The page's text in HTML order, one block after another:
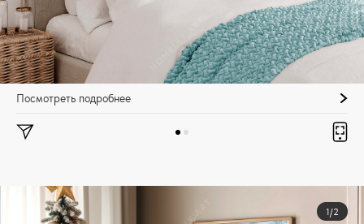
Посмотреть подробнее
1/2